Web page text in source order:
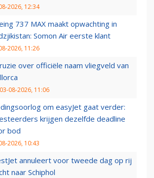
2026, 12:34
737 MAX maakt opwachting in
Somon Air eerste klant
2026, 11:26
over officiële naam vliegveld van
03-08-2026, 11:06
om easyJet gaat verder:
krijgen dezelfde deadline
bod
2026, 10:43
annuleert voor tweede dag op rij
naar Schiphol